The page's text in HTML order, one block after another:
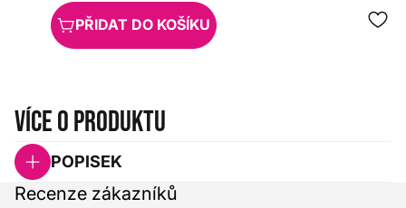
PŘIDAT DO KOŠÍKU
Více o produktu
POPISEK
Recenze zákazníků